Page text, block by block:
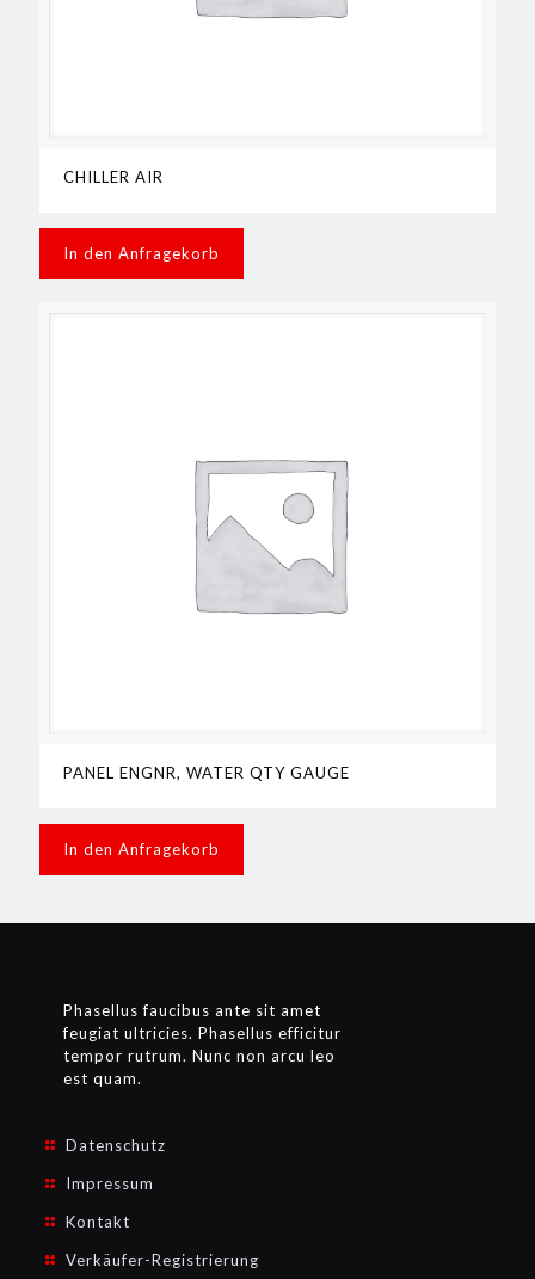
CHILLER AIR
In den Anfragekorb
PANEL ENGNR, WATER QTY GAUGE
In den Anfragekorb
Phasellus faucibus ante sit amet
feugiat ultricies. Phasellus efficitur
tempor rutrum. Nunc non arcu leo
est quam.
Datenschutz
Impressum
Kontakt
Verkäufer-Registrierung